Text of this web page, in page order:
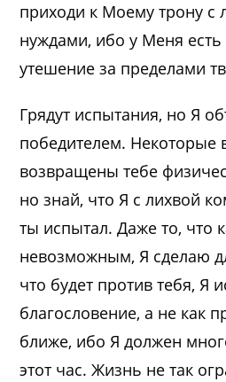
приходи к Моему трону
нуждами, ибо у Меня
утешение за пределами
Грядут испытания, но Я
победителем. Некоторые
возвращены тебе
но знай, что Я с лихвой
ты испытал. Даже то, что
невозможным, Я сделаю
что будет против тебя, Я
благословение, а не как
ближе, ибо Я должен
этот час. Жизнь не так